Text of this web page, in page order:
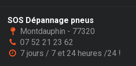
SOS Dépannage pneus
Montdauphin - 77320
07 52 21 23 62
7 jours / 7 et 24 heures /24 !